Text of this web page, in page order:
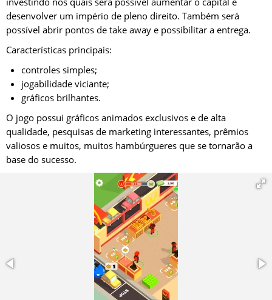
desenvolver um império de pleno direito. Também será
possível abrir pontos de take away e possibilitar a entrega.
Características principais:
controles simples;
jogabilidade viciante;
gráficos brilhantes.
O jogo possui gráficos animados exclusivos e de alta
qualidade, pesquisas de marketing interessantes, prêmios
valiosos e muitos, muitos hambúrgueres que se tornarão a
base do sucesso.